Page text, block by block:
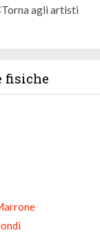
Torna agli artisti
fisiche